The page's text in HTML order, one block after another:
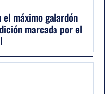
máximo galardón
marcada por el